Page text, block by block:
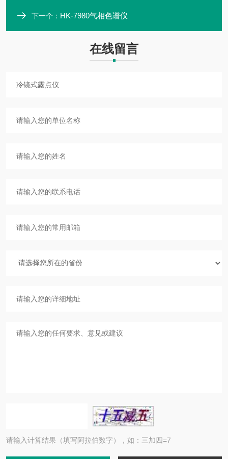
下一个： HK-7980气相色谱仪
在线留言
请输入计算结果（填写阿拉伯数字），如：三加四=7